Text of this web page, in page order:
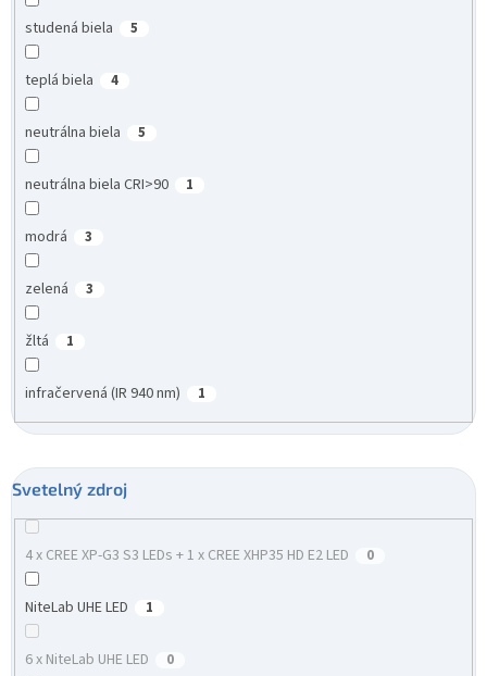
studená biela 5
teplá biela 4
neutrálna biela 5
neutrálna biela CRI>90 1
modrá 3
zelená 3
žltá 1
infračervená (IR 940 nm) 1
Svetelný zdroj
4 x CREE XP-G3 S3 LEDs + 1 x CREE XHP35 HD E2 LED 0
NiteLab UHE LED 1
6 x NiteLab UHE LED 0